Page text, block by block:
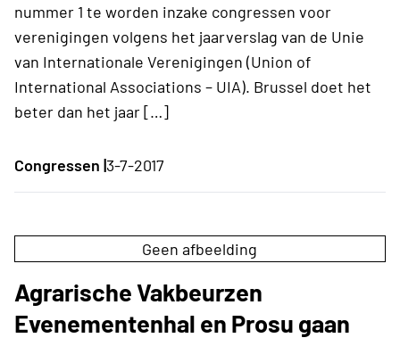
nummer 1 te worden inzake congressen voor
verenigingen volgens het jaarverslag van de Unie
van Internationale Verenigingen (Union of
International Associations – UIA). Brussel doet het
beter dan het jaar […]
Congressen |3-7-2017
Geen afbeelding
Agrarische Vakbeurzen
Evenementenhal en Prosu gaan